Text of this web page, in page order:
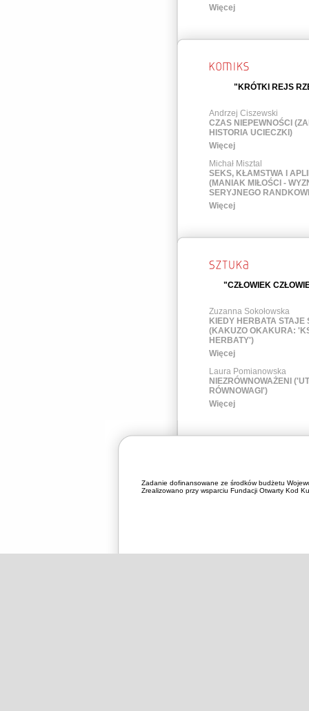
Więcej
"KRÓTKI REJS
Andrzej Ciszewski
CZAS NIEPEWNOŚCI
HISTORIA UCIECZKI)
Więcej
Michał Misztal
SEKS, KŁAMSTWA I
(MANIAK MIŁOŚCI -
SERYJNEGO
Więcej
"CZŁOWIEK
Zuzanna Sokołowska
KIEDY HERBATA STAJE
(KAKUZO OKAKURA:
HERBATY')
Więcej
Laura Pomianowska
NIEZRÓWNOWAŻENI
RÓWNOWAGI')
Więcej
Zadanie dofinansowane ze środków budżetu
Zrealizowano przy wsparciu Fundacji Otwarty Kod